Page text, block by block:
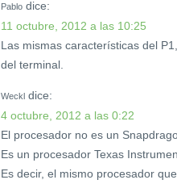
Pablo dice:
11 octubre, 2012 a las 10:25
Las mismas características del
del terminal.
Weckl dice:
4 octubre, 2012 a las 0:22
El procesador no es un
Es un procesador Texas
Es decir, el mismo procesador que